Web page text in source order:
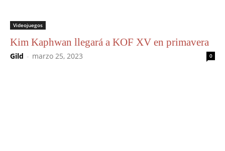
Videojuegos
Kim Kaphwan llegará a KOF XV en primavera
Gild - marzo 25, 2023 0